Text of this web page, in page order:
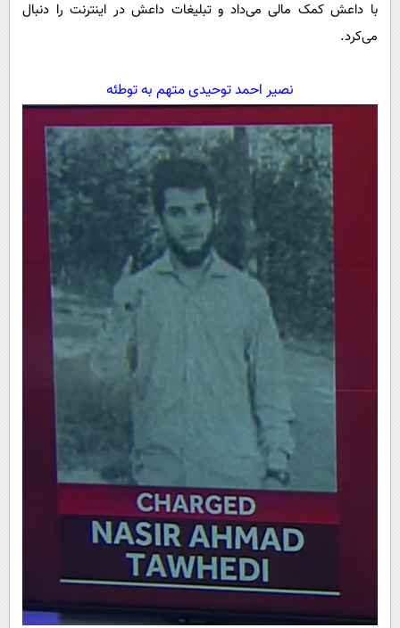
با داعش کمک مالی می‌داد و تبلیغات داعش در اینترنت را دنبال
می‌کرد.
نصیر احمد توحیدی متهم به توطئه